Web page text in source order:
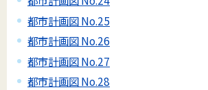
都市計画図 No.25
都市計画図 No.26
都市計画図 No.27
都市計画図 No.28